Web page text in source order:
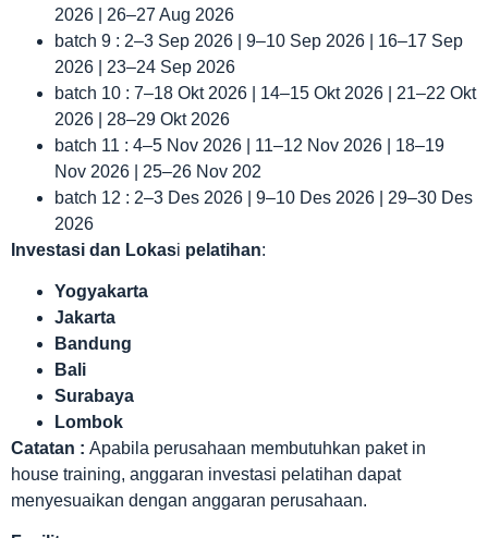
2026 | 26–27 Aug 2026
batch 9 : 2–3 Sep 2026 | 9–10 Sep 2026 | 16–17 Sep
2026 | 23–24 Sep 2026
batch 10 : 7–18 Okt 2026 | 14–15 Okt 2026 | 21–22 Okt
2026 | 28–29 Okt 2026
batch 11 : 4–5 Nov 2026 | 11–12 Nov 2026 | 18–19
Nov 2026 | 25–26 Nov 202
batch 12 : 2–3 Des 2026 | 9–10 Des 2026 | 29–30 Des
2026
Investasi dan Lokasi pelatihan:
Yogyakarta
Jakarta
Bandung
Bali
Surabaya
Lombok
Catatan : Apabila perusahaan membutuhkan paket in
house training, anggaran investasi pelatihan dapat
menyesuaikan dengan anggaran perusahaan.